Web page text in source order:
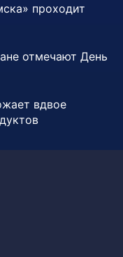
проходит
отмечают День
вдвое